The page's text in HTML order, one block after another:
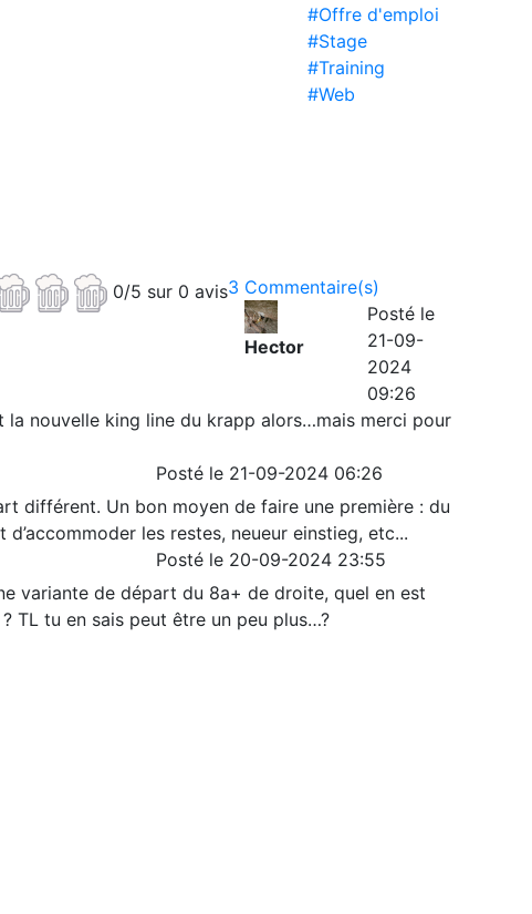
#Offre d'emploi
#Stage
#Training
#Web
3 Commentaire(s)
0/5 sur 0 avis
Hector
Posté le
21-09-
2024
09:26
la nouvelle king line du krapp alors…mais merci pour
Posté le 21-09-2024 06:26
différent. Un bon moyen de faire une première : du
les restes, neueur einstieg, etc...
Posté le 20-09-2024 23:55
variante de départ du 8a+ de droite, quel en est
? TL tu en sais peut être un peu plus…?